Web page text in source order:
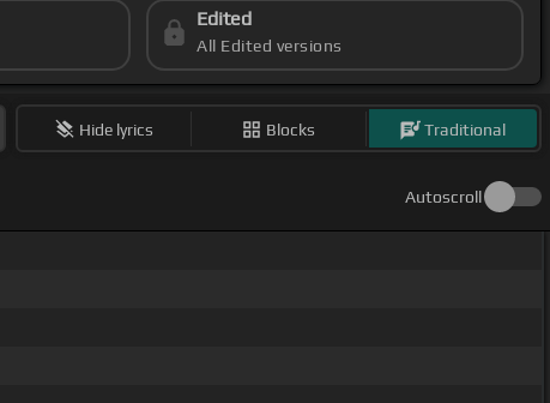
Edited
All Edited versions
Hide lyrics Blocks Traditional
Autoscroll